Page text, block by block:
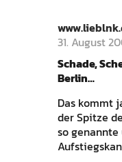
31. August
Schade,
Berlin…
Das kommt
der Spitze
so